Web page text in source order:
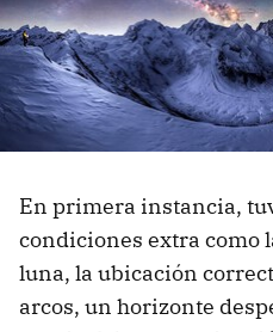
En primera instancia,
condiciones extra como
luna, la ubicación
arcos, un horizonte